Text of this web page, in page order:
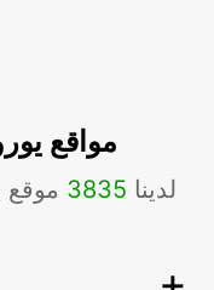
مواقع
لدينا 3835 موقع